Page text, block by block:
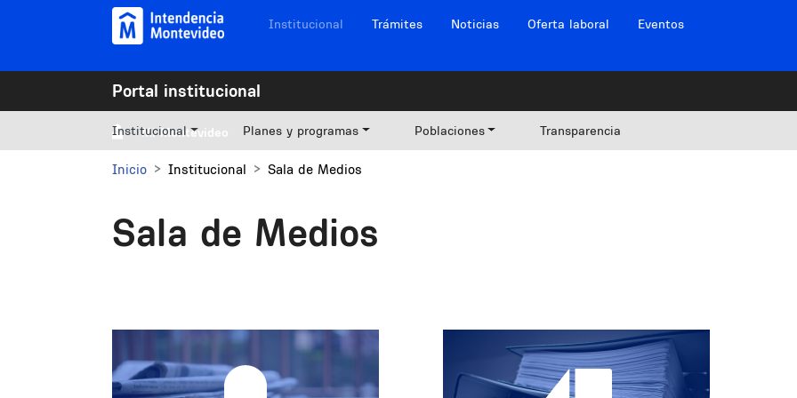
Pasar al contenido principal Navegación sitios
Institucional Trámites Noticias Oferta laboral Eventos
Portal institucional
Mi Montevideo
Institucional Planes y programas Poblaciones Transparencia
Inicio Institucional Sala de Medios
Sala de Medios